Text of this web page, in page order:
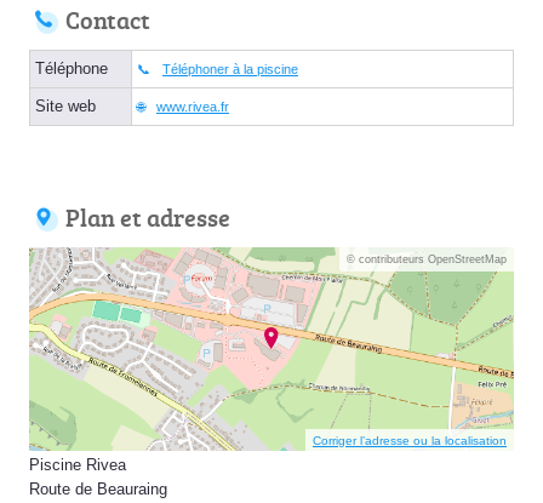
Contact
Téléphone Téléphoner à la piscine
Site web www.rivea.fr
Plan et adresse
© contributeurs OpenStreetMap
Corriger l’adresse ou la localisation
Piscine Rivea
Route de Beauraing